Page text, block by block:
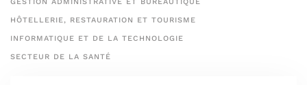
HÔTELLERIE, RESTAURATION ET TOURISME
INFORMATIQUE ET DE LA TECHNOLOGIE
SECTEUR DE LA SANTÉ